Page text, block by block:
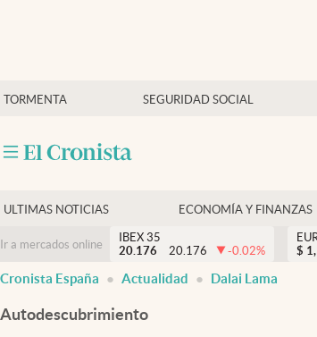
TORMENTA SEGURIDAD SOCIAL
Economía y finanzas
Criptomonedas
ULTIMAS NOTICIAS ECONOMÍA Y FINANZAS
Ir a mercados online
IBEX 35
20.176
20.176 -0.02%
$
Cronista España Actualidad Dalai Lama
Autodescubrimiento